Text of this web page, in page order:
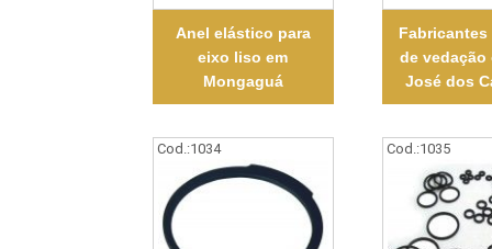
Anel elástico para
eixo liso em
Mongaguá
Fabricantes
de vedação
José dos
Cod.:1034 Cod.:1035